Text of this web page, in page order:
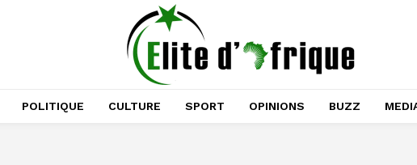
POLITIQUE CULTURE SPORT OPINIONS BUZZ